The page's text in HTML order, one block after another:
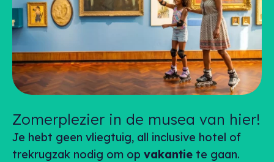
Zomerplezier in de musea van hier!
Je hebt geen vliegtuig, all inclusive hotel of
trekrugzak nodig om op vakantie te gaan.